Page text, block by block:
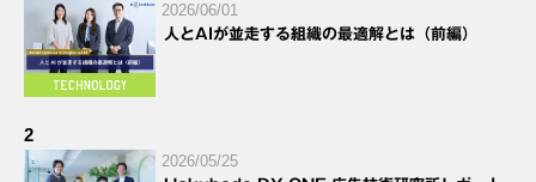
2026/06/01
人とAIが並走する組織の最適解とは（前編）
2
2026/05/25